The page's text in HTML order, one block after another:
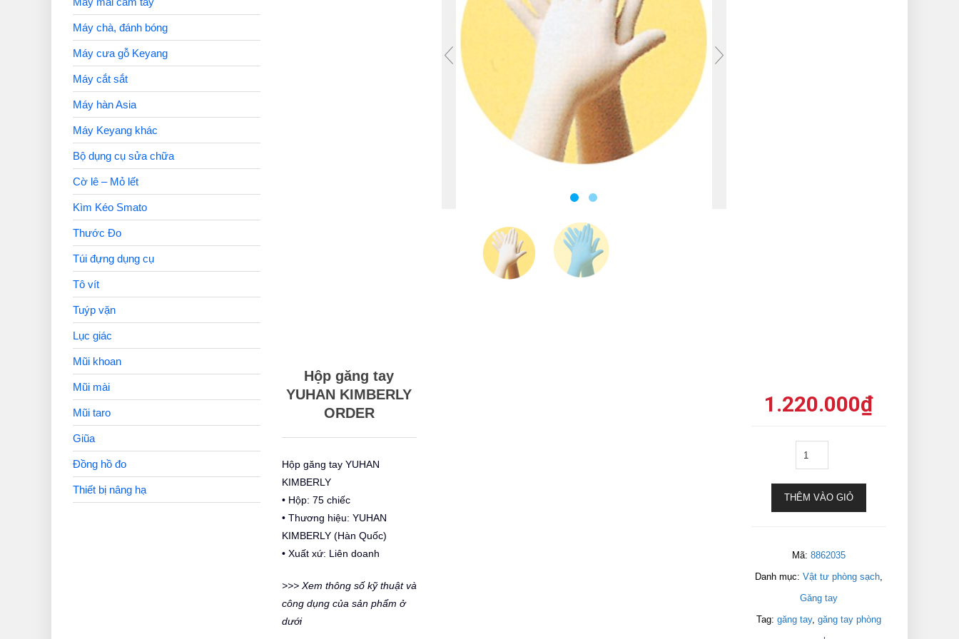
Hộp găng tay
YUHAN KIMBERLY
ORDER
Hộp găng tay YUHAN
KIMBERLY
• Hộp: 75 chiếc
• Thương hiệu: YUHAN
KIMBERLY (Hàn Quốc)
• Xuất xứ: Liên doanh
>>> Xem thông số kỹ thuật và
công dụng của sản phẩm ở
dưới
1.220.000₫
THÊM VÀO GIỎ
Mã: 8862035
Danh mục: Vật tư phòng sạch,
Găng tay
Tag: găng tay, găng tay phòng
Máy chà, đánh bóng
Máy cưa gỗ Keyang
Máy cắt sắt
Máy hàn Asia
Máy Keyang khác
Bộ dụng cụ sửa chữa
Cờ lê – Mỏ lết
Kìm Kéo Smato
Thước Đo
Túi đựng dụng cụ
Tô vít
Tuýp vặn
Lục giác
Mũi khoan
Mũi mài
Mũi taro
Giũa
Đồng hồ đo
Thiết bị nâng hạ